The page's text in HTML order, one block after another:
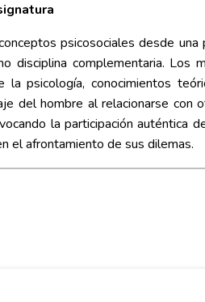
psicosociales desde
disciplina complementaria.
psicología, conocimientos
del hombre al relacionarse
la participación auténtica
el afrontamiento de sus dilemas.